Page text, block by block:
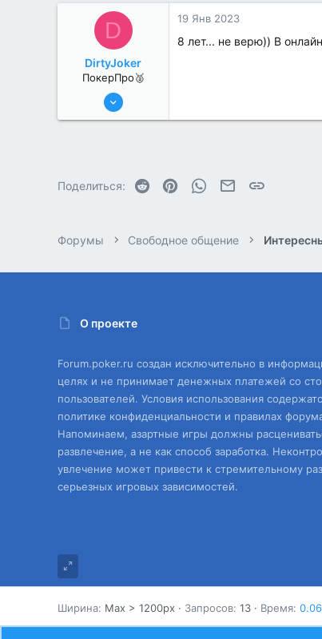
1
D
DirtyJoker
ПокерПро🥈
13 Июн 2022
19 Янв 2023
8 лет... не верю)) В
Поделиться: Reddit PinterestWhatsAppЭлектронная
Форумы Свободное общение
О проекте
Forum.poker.ru создан исключительно в
целях и не принимает денежных платежей со
пользователей. Условия использования
политике конфиденциальности и правилах
Напоминаем, азартные игры должны
развлечение, а не как способ заработка.
увлечение может привести к стремительному
серьезных игровых зависимостей.
Ширина Запросов 13 Время